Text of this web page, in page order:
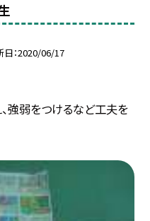
日 2020/06/17
強弱をつけるなど工夫を